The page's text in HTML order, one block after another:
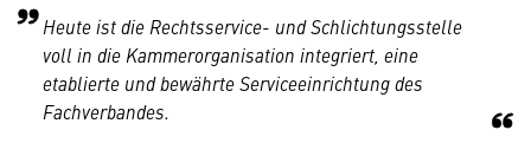
Heute ist die Rechtsservice- und Schlichtungsstelle
voll in die Kammerorganisation integriert, eine
etablierte und bewährte Serviceeinrichtung des
Fachverbandes.